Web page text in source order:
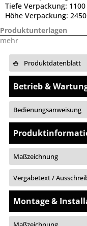
Tiefe Verpackung: 1100
Höhe Verpackung: 2450
Produktunterlagen
mehr
Produktdatenblatt
Betrieb &
Bedienungsanweisung
Maßzeichnung
Vergabetext /
Montage &